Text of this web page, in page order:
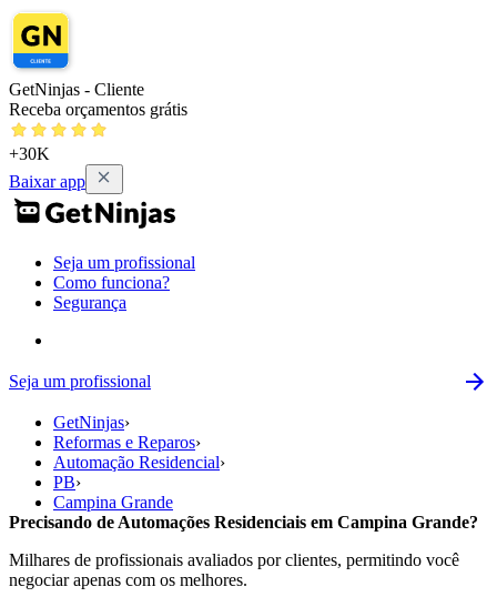
GetNinjas - Cliente
Receba orçamentos grátis
+30K
Baixar app
Seja um profissional
Como funciona?
Segurança
Seja um profissional
GetNinjas›
Reformas e Reparos›
Automação Residencial›
PB›
Campina Grande
Precisando de Automações Residenciais em Campina Grande?
Milhares de profissionais avaliados por clientes, permitindo você
negociar apenas com os melhores.